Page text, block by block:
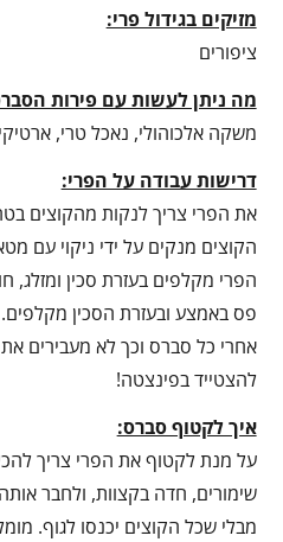
מזיקים בגידול פרי:
ציפורים
מה ניתן לעשות עם פירות
משקה אלכוהולי, נאכל טרי,
דרישות עבודה על הפרי:
את הפרי צריך לנקות מהקוצים
הקוצים מנקים על ידי ניקוי עם
הפרי מקלפים בעזרת סכין ומזלג,
פס באמצע ובעזרת הסכין
אחרי כל סברס וכך לא מעבירים
להצטייד בפינצטה!
איך לקטוף סברס:
על מנת לקטוף את הפרי צריך
שימורים, חדה בקצוות, ולחבר
מבלי שכל הקוצים יכנסו לגוף.